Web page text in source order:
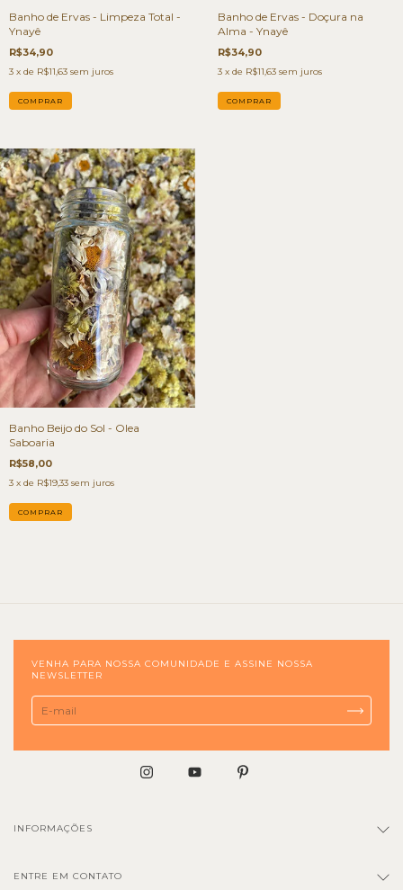
Banho de Ervas - Limpeza Total -
Ynayê
R$34,90
3 x de R$11,63 sem juros
Banho de Ervas - Doçura na
Alma - Ynayê
R$34,90
3 x de R$11,63 sem juros
Banho Beijo do Sol - Olea
Saboaria
R$58,00
3 x de R$19,33 sem juros
VENHA PARA NOSSA COMUNIDADE E ASSINE NOSSA
NEWSLETTER
INFORMAÇÕES
ENTRE EM CONTATO